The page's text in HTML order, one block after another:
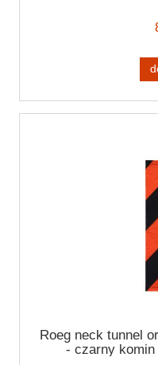
Roeg neck tunnel
- czarny